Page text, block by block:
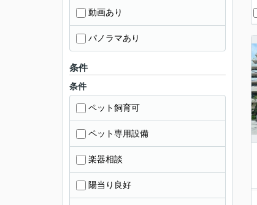
動画あり
パノラマあり
条件
条件
ペット飼育可
ペット専用設備
楽器相談
陽当り良好